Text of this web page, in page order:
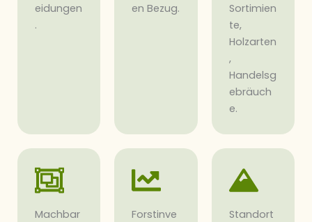
eidungen
.
en Bezug.
Sortimien
te,
Holzarten
,
Handelsg
ebräuch
e.
Machbar
Forstinve
Standort